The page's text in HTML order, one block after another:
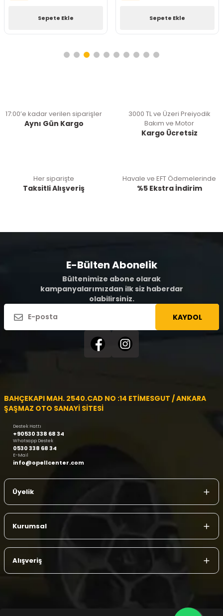
Sepete Ekle Sepete Ekle
17:00’e kadar verilen siparişler
Aynı Gün Kargo
3000 TL ve Üzeri Preiyodik
Bakım ve Motor
Kargo Ücretsiz
Her siparişte
Taksitli Alışveriş
Havale ve EFT Ödemelerinde
%5 Ekstra İndirim
E-Bülten Abonelik
Bültenimize abone olarak
kampanyalarımızdan ilk siz haberdar
olabilirsiniz.
KAYDOL
BAHÇEKAPI MAH. 2540.CAD NO :14 ETİMESGUT / ANKARA
ŞAŞMAZ OTO SANAYİ SİTESİ
Destek Hattı
+90530 338 68 34
Whatsapp Destek
0530 338 68 34
E-Mail
info@opellcenter.com
Üyelik
Kurumsal
Alışveriş